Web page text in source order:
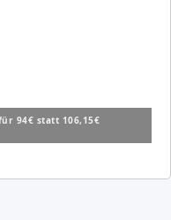
94€ statt 106,15€